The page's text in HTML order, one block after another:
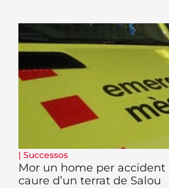
| Successos
Mor un home per accident
caure d’un terrat de Salou